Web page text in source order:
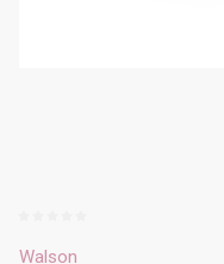
Walson